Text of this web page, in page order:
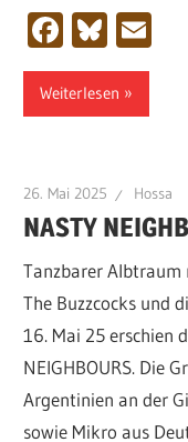
Facebook
Weiterlesen
26. Mai 2025 Hossa
NASTY
Tanzbarer Albtraum
The Buzzcocks und
16. Mai 25 erschien
NEIGHBOURS. Die
Argentinien an der
sowie Mikro aus